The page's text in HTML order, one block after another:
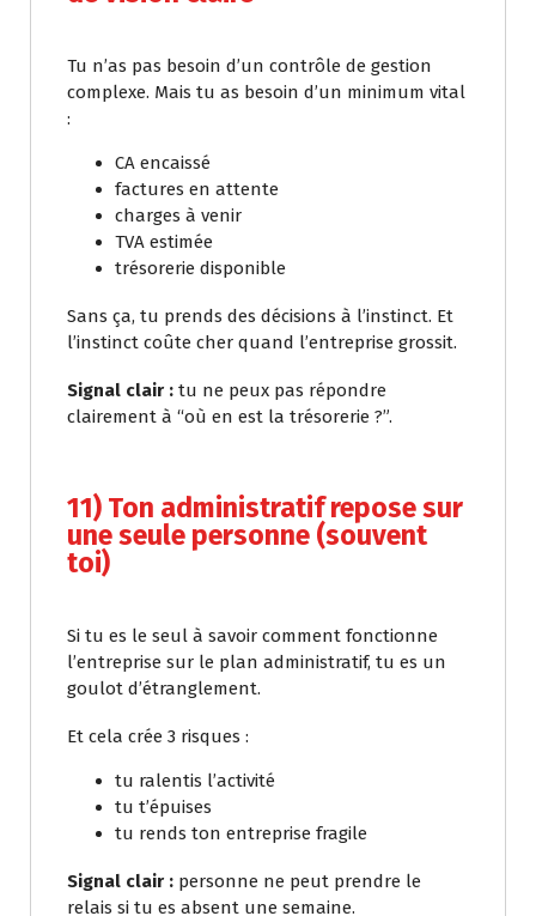
Tu n’as pas besoin d’un contrôle de gestion
complexe. Mais tu as besoin d’un minimum vital
:
CA encaissé
factures en attente
charges à venir
TVA estimée
trésorerie disponible
Sans ça, tu prends des décisions à l’instinct. Et
l’instinct coûte cher quand l’entreprise grossit.
Signal clair : tu ne peux pas répondre
clairement à “où en est la trésorerie ?”.
11) Ton administratif repose sur
une seule personne (souvent
toi)
Si tu es le seul à savoir comment fonctionne
l’entreprise sur le plan administratif, tu es un
goulot d’étranglement.
Et cela crée 3 risques :
tu ralentis l’activité
tu t’épuises
tu rends ton entreprise fragile
Signal clair : personne ne peut prendre le
relais si tu es absent une semaine.